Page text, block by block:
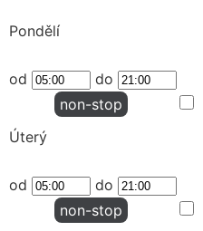
Pondělí
od do
non-stop
Úterý
od do
non-stop